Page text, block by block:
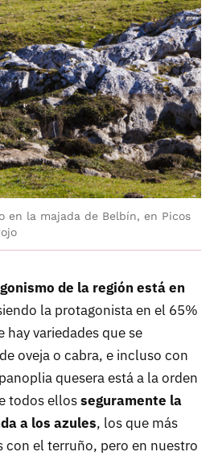
en la majada de Belbín, en Picos
de la región está en
la protagonista en el 65%
hay variedades que se
oveja o cabra, e incluso con
quesera está a la orden
todos ellosseguramente la
a los azules, los que más
el terruño, pero en nuestro